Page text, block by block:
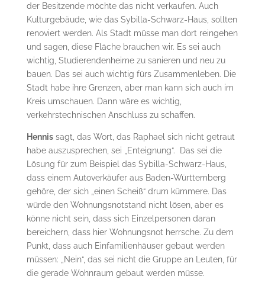
der Besitzende möchte das nicht verkaufen. Auch
Kulturgebäude, wie das Sybilla-Schwarz-Haus, sollten
renoviert werden. Als Stadt müsse man dort reingehen
und sagen, diese Fläche brauchen wir. Es sei auch
wichtig, Studierendenheime zu sanieren und neu zu
bauen. Das sei auch wichtig fürs Zusammenleben. Die
Stadt habe ihre Grenzen, aber man kann sich auch im
Kreis umschauen. Dann wäre es wichtig,
verkehrstechnischen Anschluss zu schaffen.
Hennissagt, das Wort, das Raphael sich nicht getraut
habe auszusprechen, sei „Enteignung“. Das sei die
Lösung für zum Beispiel das Sybilla-Schwarz-Haus,
dass einem Autoverkäufer aus Baden-Württemberg
gehöre, der sich „einen Scheiß“ drum kümmere. Das
würde den Wohnungsnotstand nicht lösen, aber es
könne nicht sein, dass sich Einzelpersonen daran
bereichern, dass hier Wohnungsnot herrsche. Zu dem
Punkt, dass auch Einfamilienhäuser gebaut werden
müssen: „Nein“, das sei nicht die Gruppe an Leuten, für
die gerade Wohnraum gebaut werden müsse.